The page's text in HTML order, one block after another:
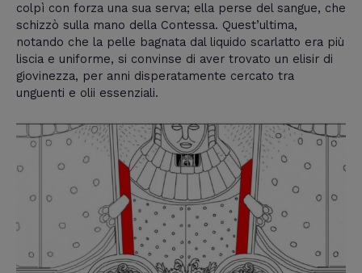
colpì con forza una sua serva; ella perse del sangue, che
schizzò sulla mano della Contessa. Quest’ultima,
notando che la pelle bagnata dal liquido scarlatto era più
liscia e uniforme, si convinse di aver trovato un elisir di
giovinezza, per anni disperatamente cercato tra
unguenti e olii essenziali.